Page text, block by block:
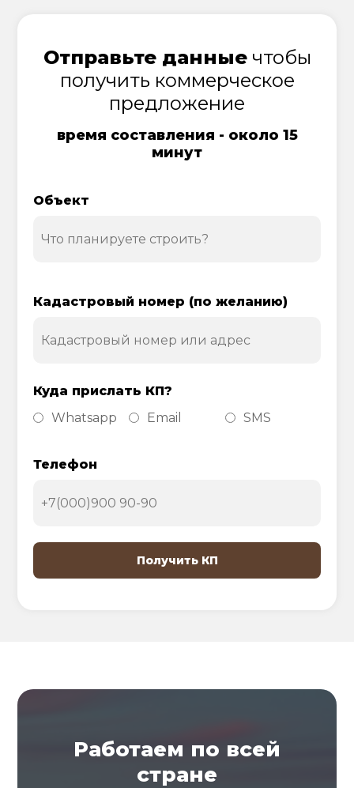
Отправьте данныечтобы
получить коммерческое
предложение
время составления - около 15
минут
Объект
Кадастровый номер (по желанию)
Куда прислать КП?
Whatsapp
Email SMS
Телефон
Работаем по всей
стране